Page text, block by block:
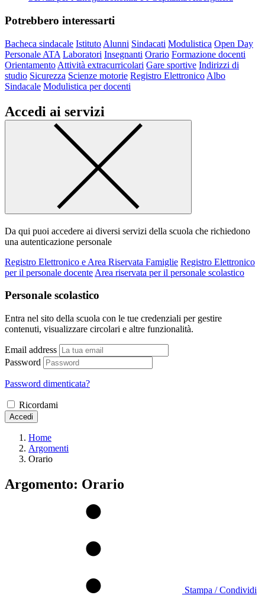
Potrebbero interessarti
Bacheca sindacale Istituto Alunni Sindacati Modulistica Open Day
Personale ATA Laboratori Insegnanti Orario Formazione docenti
Orientamento Attività extracurricolari Gare sportive Indirizzi di
studio Sicurezza Scienze motorie Registro Elettronico Albo
Sindacale Modulistica per docenti
Accedi ai servizi
Da qui puoi accedere ai diversi servizi della scuola che richiedono
una autenticazione personale
Registro Elettronico e Area Riservata Famiglie Registro Elettronico
per il personale docente Area riservata per il personale scolastico
Personale scolastico
Entra nel sito della scuola con le tue credenziali per gestire
contenuti, visualizzare circolari e altre funzionalità.
Email address
Password
Password dimenticata?
Ricordami
Accedi
Home
Argomenti
Orario
Argomento: Orario
Stampa / Condividi